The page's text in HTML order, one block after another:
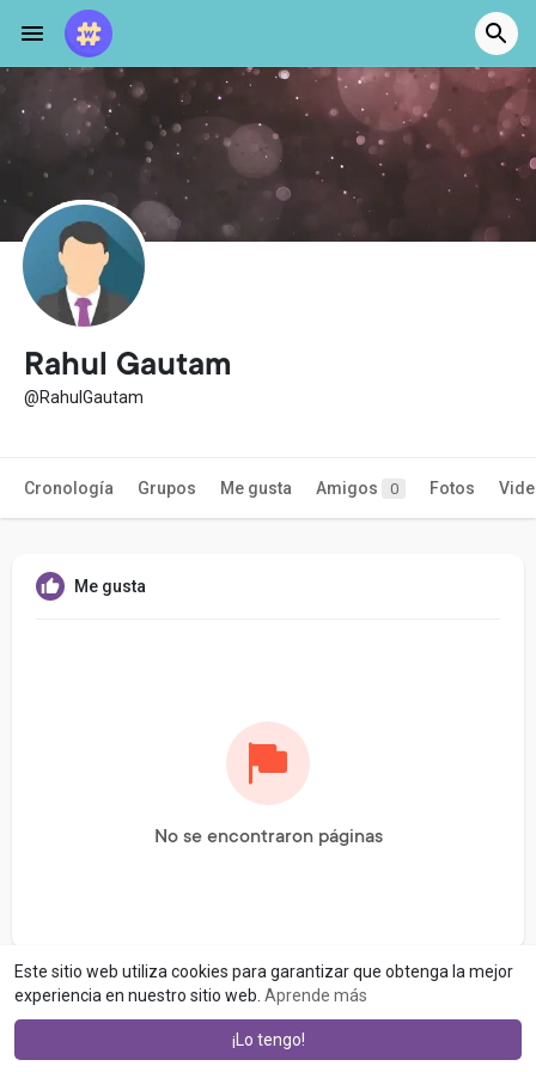
Este sitio web utiliza cookies para garantizar que obtenga la mejor
experiencia en nuestro sitio web. Aprende más
¡Lo tengo!
Rahul Gautam
@RahulGautam
Cronología Grupos Me gusta Amigos 0 Fotos
Me gusta
No se encontraron páginas